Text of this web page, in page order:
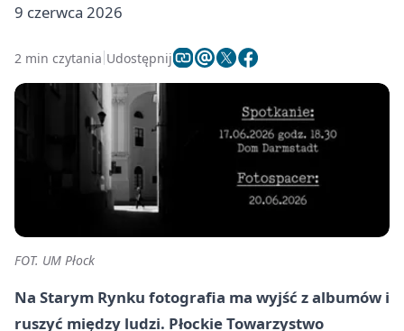
9 czerwca 2026
2 min czytania Udostępnij
FOT. UM Płock
Na Starym Rynku fotografia ma wyjść z albumów i
ruszyć między ludzi. Płockie Towarzystwo